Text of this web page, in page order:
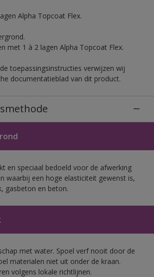
Alpha Topcoat Flex.
met 1 à 2 lagen Alpha Topcoat Flex.
toepassingsinstructies verwijzen wij
documentatieblad van dit product.
en speciaal bedoeld voor de afwerking
waarbij een hoge elasticiteit gewenst is,
gasbeton en beton.
met water. Spoel verf nooit door de
materialen niet uit onder de kraan.
volgens lokale richtlijnen.